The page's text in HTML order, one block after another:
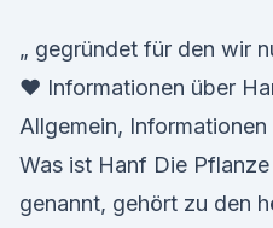
„ gegründet für den wir
♥ Informationen über
Allgemein,
Was ist Hanf Die
genannt, gehört zu den